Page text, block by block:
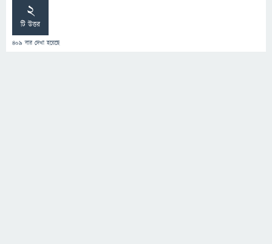
2
টি উত্তর
409 বার দেখা হয়েছে